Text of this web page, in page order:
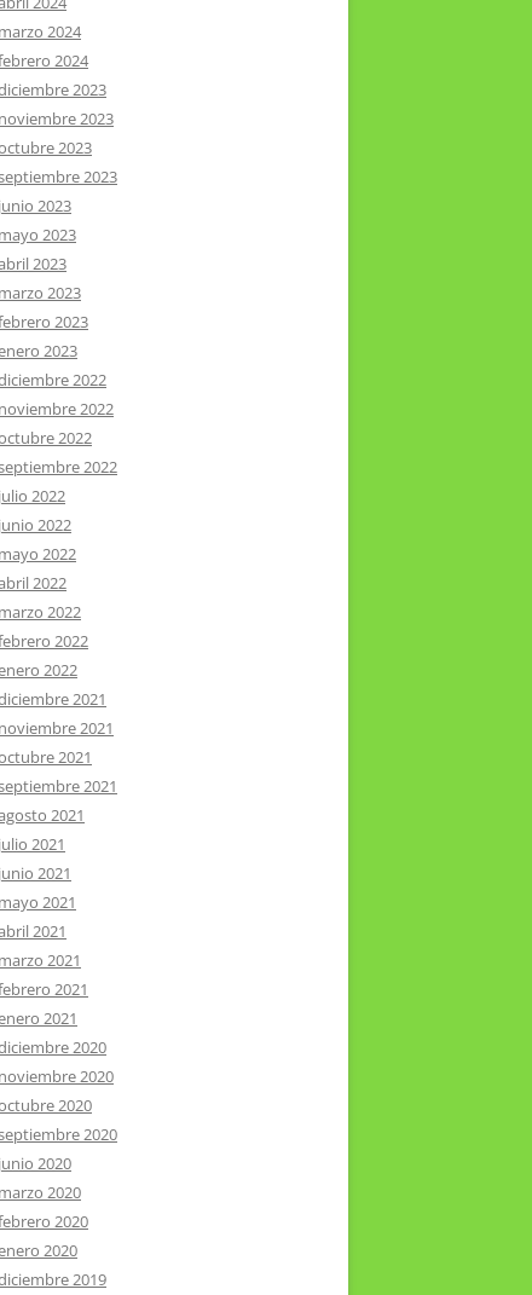
marzo 2024
2024
2023
noviembre 2023
2023
2023
junio 2023
mayo 2023
2023
marzo 2023
2023
2023
2022
noviembre 2022
2022
2022
julio 2022
junio 2022
mayo 2022
2022
marzo 2022
2022
2022
2021
noviembre 2021
2021
2021
2021
julio 2021
junio 2021
mayo 2021
2021
marzo 2021
2021
2021
2020
noviembre 2020
2020
2020
junio 2020
marzo 2020
2020
2020
2019